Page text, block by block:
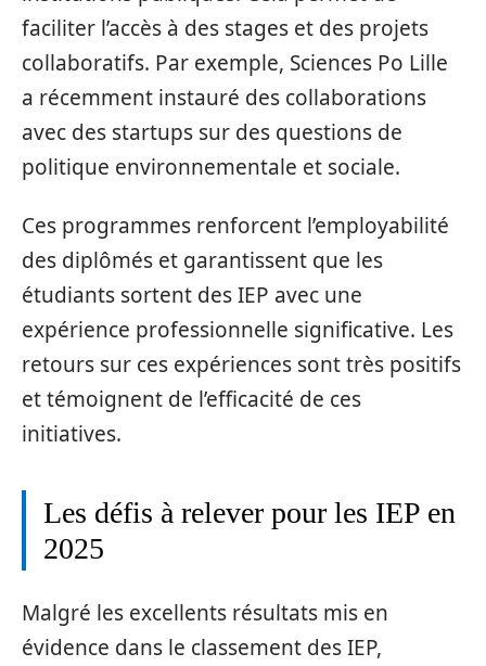
faciliter l’accès à des stages et des projets
collaboratifs. Par exemple, Sciences Po Lille
a récemment instauré des collaborations
avec des startups sur des questions de
politique environnementale et sociale.
Ces programmes renforcent l’employabilité
des diplômés et garantissent que les
étudiants sortent des IEP avec une
expérience professionnelle significative. Les
retours sur ces expériences sont très positifs
et témoignent de l’efficacité de ces
initiatives.
Les défis à relever pour les IEP en
2025
Malgré les excellents résultats mis en
évidence dans le classement des IEP,